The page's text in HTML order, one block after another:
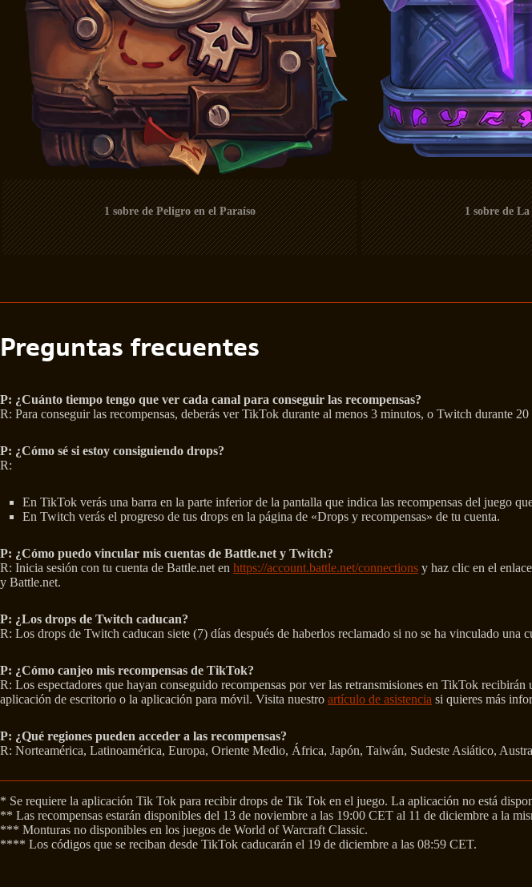
1 sobre de Peligro en el Paraíso 1 sobre de
Preguntas frecuentes
P: ¿Cuánto tiempo tengo que ver cada canal para conseguir las recompensas?
R: Para conseguir las recompensas, deberás ver TikTok durante al menos 3 minutos, o Twitch durante 20
P: ¿Cómo sé si estoy consiguiendo drops?
R:
En TikTok verás una barra en la parte inferior de la pantalla que indica las recompensas del juego
En Twitch verás el progreso de tus drops en la página de «Drops y recompensas» de tu cuenta.
P: ¿Cómo puedo vincular mis cuentas de Battle.net y Twitch?
R: Inicia sesión con tu cuenta de Battle.net en https://account.battle.net/connections y haz clic en el
y Battle.net.
P: ¿Los drops de Twitch caducan?
R: Los drops de Twitch caducan siete (7) días después de haberlos reclamado si no se ha vinculado una
P: ¿Cómo canjeo mis recompensas de TikTok?
R: Los espectadores que hayan conseguido recompensas por ver las retransmisiones en TikTok
aplicación de escritorio o la aplicación para móvil. Visita nuestro artículo de asistencia si quieres más
P: ¿Qué regiones pueden acceder a las recompensas?
R: Norteamérica, Latinoamérica, Europa, Oriente Medio, África, Japón, Taiwán, Sudeste Asiático,
* Se requiere la aplicación Tik Tok para recibir drops de Tik Tok en el juego. La aplicación no está
** Las recompensas estarán disponibles del 13 de noviembre a las 19:00 CET al 11 de diciembre a la
*** Monturas no disponibles en los juegos de World of Warcraft Classic.
**** Los códigos que se reciban desde TikTok caducarán el 19 de diciembre a las 08:59 CET.